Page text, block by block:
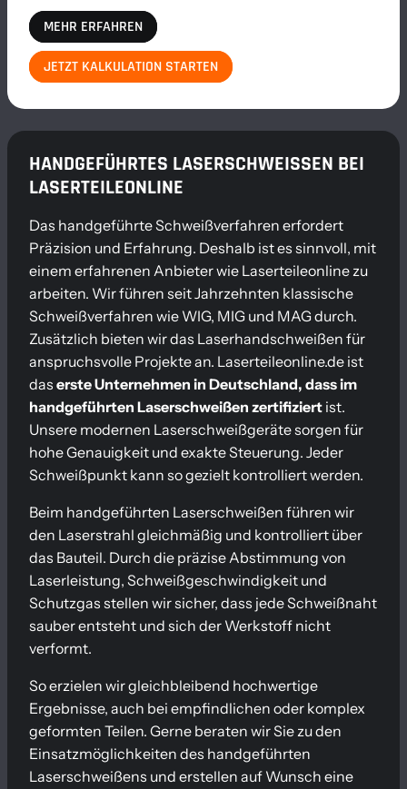
MEHR ERFAHREN
JETZT KALKULATION STARTEN
HANDGEFÜHRTES LASERSCHWEISSEN BEI L
ASERTEILEONLINE
Das handgeführte Schweißverfahren erfordert
Präzision und Erfahrung. Deshalb ist es sinnvoll, mit
einem erfahrenen Anbieter wie Laserteileonline zu
arbeiten. Wir führen seit Jahrzehnten klassische
Schweißverfahren wie WIG, MIG und MAG durch.
Zusätzlich bieten wir das Laserhandschweißen für
anspruchsvolle Projekte an. Laserteileonline.de ist
das erste Unternehmen in Deutschland, dass im
handgeführten Laserschweißen zertifiziert ist.
Unsere modernen Laserschweißgeräte sorgen für
hohe Genauigkeit und exakte Steuerung. Jeder
Schweißpunkt kann so gezielt kontrolliert werden.
Beim handgeführten Laserschweißen führen wir
den Laserstrahl gleichmäßig und kontrolliert über
das Bauteil. Durch die präzise Abstimmung von
Laserleistung, Schweißgeschwindigkeit und
Schutzgas stellen wir sicher, dass jede Schweißnaht
sauber entsteht und sich der Werkstoff nicht
verformt.
So erzielen wir gleichbleibend hochwertige
Ergebnisse, auch bei empfindlichen oder komplex
geformten Teilen. Gerne beraten wir Sie zu den
Einsatzmöglichkeiten des handgeführten
Laserschweißens und erstellen auf Wunsch eine